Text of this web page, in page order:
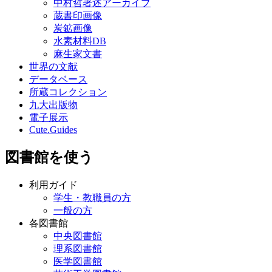
炭鉱画像
水素材料DB
麻生家文書
世界の文献
データベース
所蔵コレクション
九大出版物
電子展示
Cute.Guides
図書館を使う
利用ガイド
一般の方
各図書館
中央図書館
理系図書館
医学図書館
芸術工学図書館
筑紫図書館